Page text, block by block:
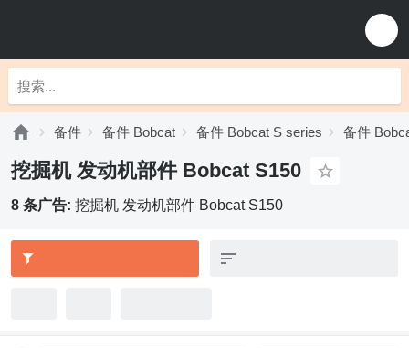
备件 备件 Bobcat 备件 Bobcat S series 备件
挖掘机 发动机部件 Bobcat S150
8 条广告: 挖掘机 发动机部件 Bobcat S150